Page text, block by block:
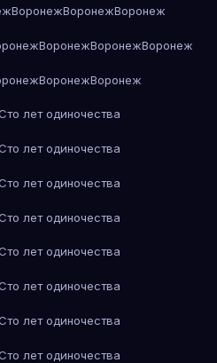
ВоронежВоронежВоронеж
ВоронежВоронежВоронеж
ВоронежВоронеж
лет одиночества
лет одиночества
лет одиночества
лет одиночества
лет одиночества
лет одиночества
лет одиночества
лет одиночества